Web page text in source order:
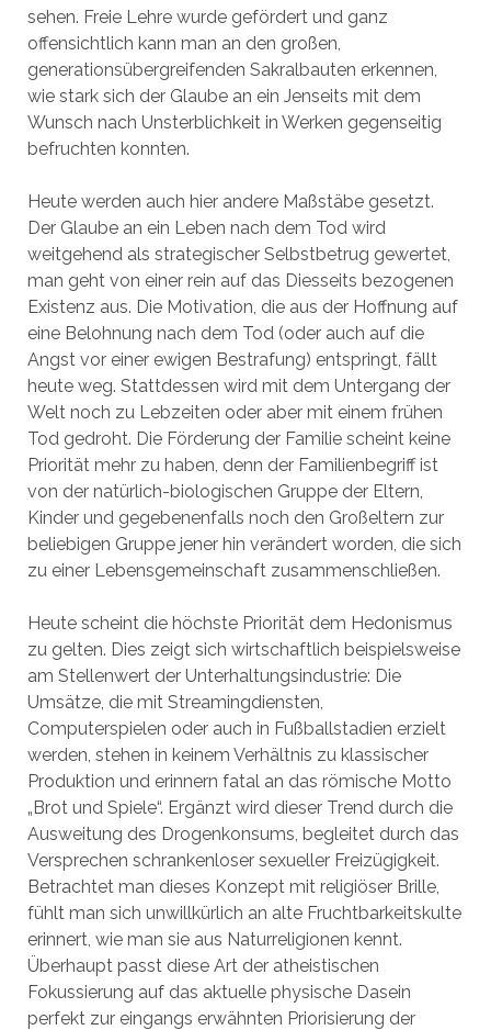
sehen. Freie Lehre wurde gefördert und ganz
offensichtlich kann man an den großen,
generationsübergreifenden Sakralbauten erkennen,
wie stark sich der Glaube an ein Jenseits mit dem
Wunsch nach Unsterblichkeit in Werken gegenseitig
befruchten konnten.
Heute werden auch hier andere Maßstäbe gesetzt.
Der Glaube an ein Leben nach dem Tod wird
weitgehend als strategischer Selbstbetrug gewertet,
man geht von einer rein auf das Diesseits bezogenen
Existenz aus. Die Motivation, die aus der Hoffnung auf
eine Belohnung nach dem Tod (oder auch auf die
Angst vor einer ewigen Bestrafung) entspringt, fällt
heute weg. Stattdessen wird mit dem Untergang der
Welt noch zu Lebzeiten oder aber mit einem frühen
Tod gedroht. Die Förderung der Familie scheint keine
Priorität mehr zu haben, denn der Familienbegriff ist
von der natürlich-biologischen Gruppe der Eltern,
Kinder und gegebenenfalls noch den Großeltern zur
beliebigen Gruppe jener hin verändert worden, die sich
zu einer Lebensgemeinschaft zusammenschließen.
Heute scheint die höchste Priorität dem Hedonismus
zu gelten. Dies zeigt sich wirtschaftlich beispielsweise
am Stellenwert der Unterhaltungsindustrie: Die
Umsätze, die mit Streamingdiensten,
Computerspielen oder auch in Fußballstadien erzielt
werden, stehen in keinem Verhältnis zu klassischer
Produktion und erinnern fatal an das römische Motto
„Brot und Spiele“. Ergänzt wird dieser Trend durch die
Ausweitung des Drogenkonsums, begleitet durch das
Versprechen schrankenloser sexueller Freizügigkeit.
Betrachtet man dieses Konzept mit religiöser Brille,
fühlt man sich unwillkürlich an alte Fruchtbarkeitskulte
erinnert, wie man sie aus Naturreligionen kennt.
Überhaupt passt diese Art der atheistischen
Fokussierung auf das aktuelle physische Dasein
perfekt zur eingangs erwähnten Priorisierung der